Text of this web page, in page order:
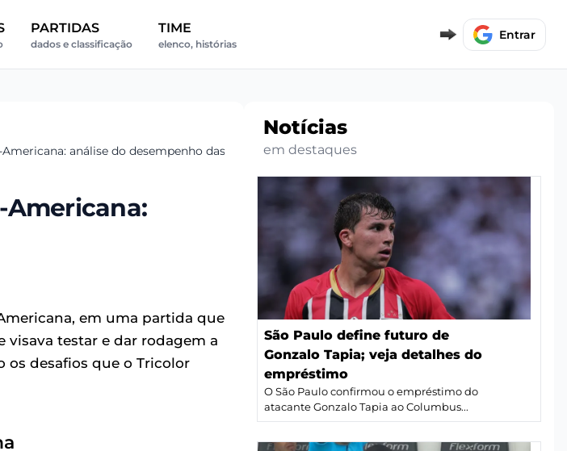
PARTIDAS
dados e classificação
TIME
elenco, histórias
Entrar
análise do desempenho das reservas
Americana:
em uma partida que
testar e dar rodagem a
os desafios que o Tricolor
Notícias
em destaques
São Paulo define futuro de
Gonzalo Tapia; veja detalhes do
empréstimo
O São Paulo confirmou o empréstimo do
atacante Gonzalo Tapia ao Columbus...